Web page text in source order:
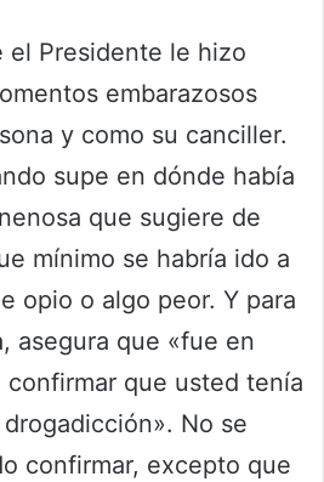
el Presidente le hizo
embarazosos
y como su canciller.
supe en dónde había
que sugiere de
mínimo se habría ido a
opio o algo peor. Y para
asegura que «fue en
confirmar que usted tenía
No se
confirmar, excepto que